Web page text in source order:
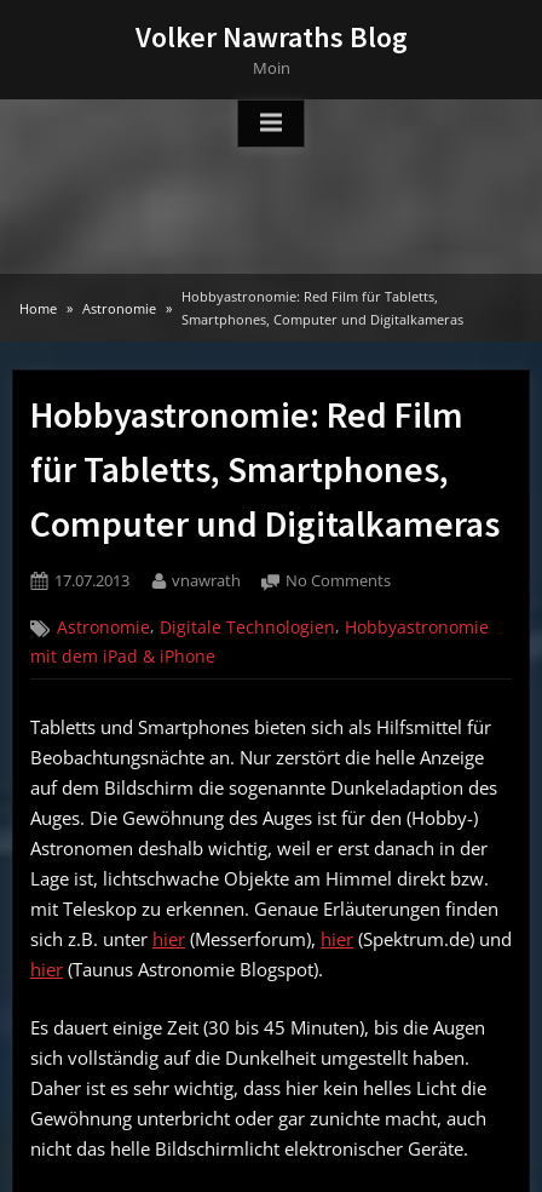
Volker Nawraths Blog
Moin
Home Astronomie
Hobbyastronomie: Red Film für Tabletts,
Smartphones, Computer und Digitalkameras
Hobbyastronomie: Red Film
für Tabletts, Smartphones,
Computer und Digitalkameras
Posted
17.07.2013 By
vnawrath No Commentson
Red
für
Smartphones,
Computer
und
Digitalkameras
Astronomie, Digitale Technologien, Hobbyastronomie
mit dem iPad & iPhone
Tabletts und Smartphones bieten sich als Hilfsmittel für
Beobachtungsnächte an. Nur zerstört die helle Anzeige
auf dem Bildschirm die sogenannte Dunkeladaption des
Auges. Die Gewöhnung des Auges ist für den (Hobby-)
Astronomen deshalb wichtig, weil er erst danach in der
Lage ist, lichtschwache Objekte am Himmel direkt bzw.
mit Teleskop zu erkennen. Genaue Erläuterungen finden
sich z.B. unter hier (Messerforum), hier (Spektrum.de) und
hier (Taunus Astronomie Blogspot).
Es dauert einige Zeit (30 bis 45 Minuten), bis die Augen
sich vollständig auf die Dunkelheit umgestellt haben.
Daher ist es sehr wichtig, dass hier kein helles Licht die
Gewöhnung unterbricht oder gar zunichte macht, auch
nicht das helle Bildschirmlicht elektronischer Geräte.